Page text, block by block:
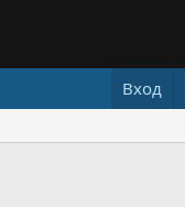
Вход